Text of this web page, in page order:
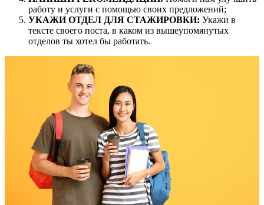
работу и услуги с помощью своих предложений;
УКАЖИ ОТДЕЛ ДЛЯ СТАЖИРОВКИ: Укажи в
тексте своего поста, в каком из вышеупомянутых
отделов ты хотел бы работать.